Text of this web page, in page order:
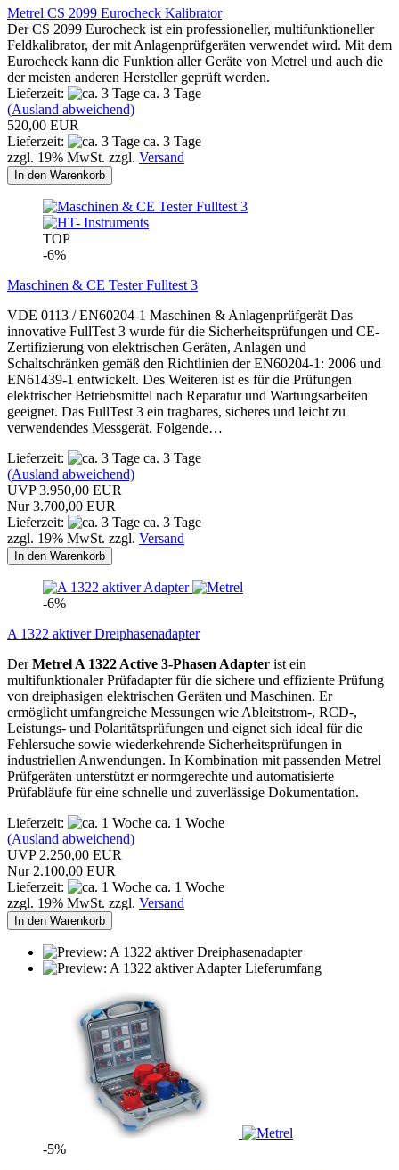
Metrel CS 2099 Eurocheck Kalibrator
Der CS 2099 Eurocheck ist ein professioneller, multifunktioneller
Feldkalibrator, der mit Anlagenprüfgeräten verwendet wird. Mit dem
Eurocheck kann die Funktion aller Geräte von Metrel und auch die
der meisten anderen Hersteller geprüft werden.
Lieferzeit:
ca. 3 Tage
(Ausland abweichend)
520,00 EUR
Lieferzeit:
ca. 3 Tage
zzgl. 19% MwSt. zzgl. Versand
In den Warenkorb
TOP
-6%
Maschinen & CE Tester Fulltest 3
VDE 0113 / EN60204-1 Maschinen & Anlagenprüfgerät Das
innovative FullTest 3 wurde für die Sicherheitsprüfungen und CE-
Zertifizierung von elektrischen Geräten, Anlagen und
Schaltschränken gemäß den Richtlinien der EN60204-1: 2006 und
EN61439-1 entwickelt. Des Weiteren ist es für die Prüfungen
elektrischer Betriebsmittel nach Reparatur und Wartungsarbeiten
geeignet. Das FullTest 3 ein tragbares, sicheres und leicht zu
verwendendes Messgerät. Folgende…
Lieferzeit:
ca. 3 Tage
(Ausland abweichend)
UVP 3.950,00 EUR
Nur 3.700,00 EUR
Lieferzeit:
ca. 3 Tage
zzgl. 19% MwSt. zzgl. Versand
In den Warenkorb
-6%
A 1322 aktiver Dreiphasenadapter
DerMetrel A 1322 Active 3-Phasen Adapter ist ein
multifunktionaler Prüfadapter für die sichere und effiziente Prüfung
von dreiphasigen elektrischen Geräten und Maschinen. Er
ermöglicht umfangreiche Messungen wie Ableitstrom-, RCD-,
Leistungs- und Polaritätsprüfungen und eignet sich ideal für die
Fehlersuche sowie wiederkehrende Sicherheitsprüfungen in
industriellen Anwendungen. In Kombination mit passenden Metrel
Prüfgeräten unterstützt er normgerechte und automatisierte
Prüfabläufe für eine schnelle und zuverlässige Dokumentation.
Lieferzeit:
ca. 1 Woche
(Ausland abweichend)
UVP 2.250,00 EUR
Nur 2.100,00 EUR
Lieferzeit:
ca. 1 Woche
zzgl. 19% MwSt. zzgl. Versand
In den Warenkorb
-5%